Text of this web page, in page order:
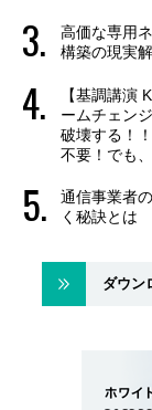
高価な専用
構築の現実解
【基調講演
ームチェン
破壊する！
不要！でも
通信事業者
く秘訣とは
ダウン